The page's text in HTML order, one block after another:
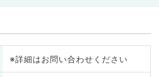
※詳細はお問い合わせください